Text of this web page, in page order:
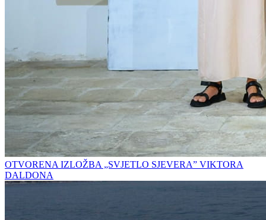
OTVORENA IZLOŽBA „SVJETLO SJEVERA” VIKTORA
DALDONA